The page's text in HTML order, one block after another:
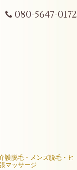
080-5647-0172
護脱毛・メンズ脱毛・ヒ
マッサージ